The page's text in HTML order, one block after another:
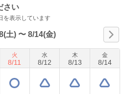
さい
を表示しています
土)〜 8/14(金)
火
8/11
水
8/12
木
8/13
金
8/14